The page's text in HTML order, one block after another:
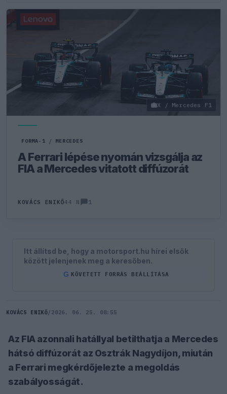
X / Mercedes F1
FORMA-1 / MERCEDES
A Ferrari lépése nyomán vizsgálja az
FIA a Mercedes vitatott diffúzorát
KOVÁCS ENIKŐ44 N 1
Itt állítsd be, hogy a motorsport.hu hírei elsők
között jelenjenek meg a keresőben.
G KÖVETETT FORRÁS BEÁLLÍTÁSA
KOVÁCS ENIKŐ/ 2026. 06. 25. 08:55
Az FIA azonnali hatállyal betilthatja a Mercedes
hátsó diffúzorát az Osztrák Nagydíjon, miután
a Ferrari megkérdőjelezte a megoldás
szabályosságát.